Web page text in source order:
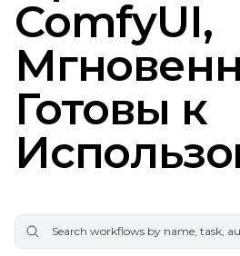
ComfyUI,
Готовы к